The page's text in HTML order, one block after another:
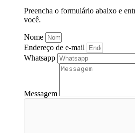
Preencha o formulário abaixo e
você.
Nome
Endereço de e-mail
Whatsapp
Messagem